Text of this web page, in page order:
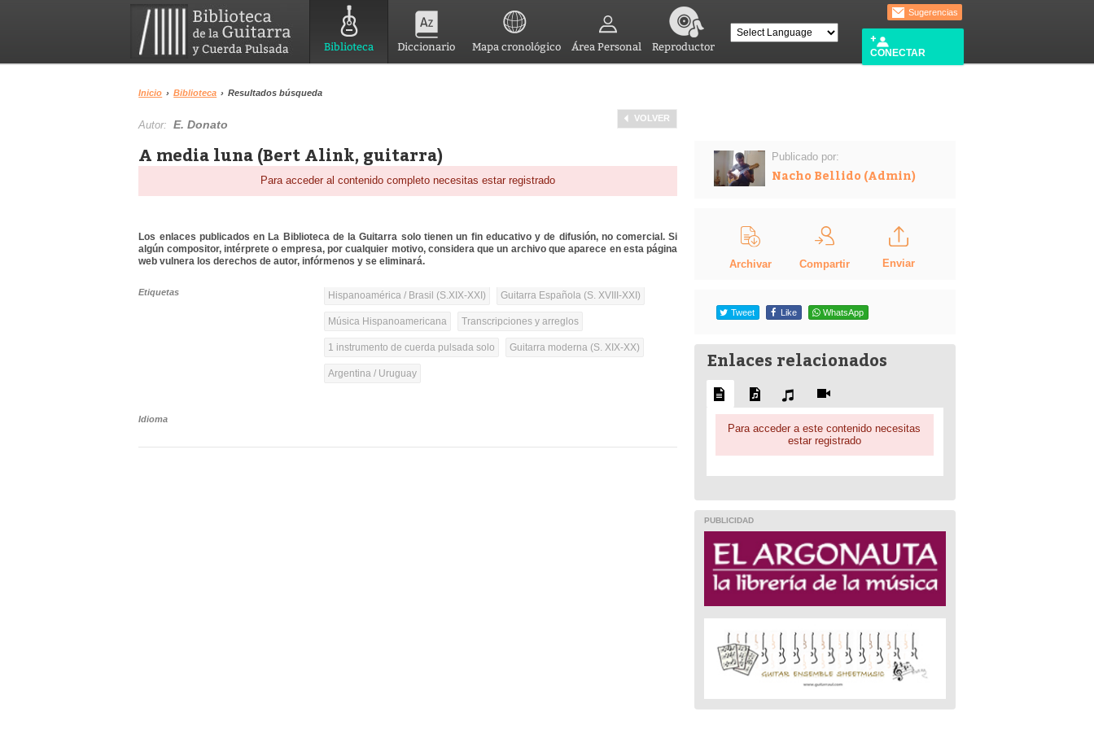
Biblioteca Diccionario Mapa cronológico Área Personal Reproductor
Sugerencias
CONECTAR
Inicio › Biblioteca › Resultados búsqueda
VOLVER
Autor:E. Donato
A media luna (Bert Alink, guitarra)
Para acceder al contenido completo necesitas estar registrado
Los enlaces publicados en La Biblioteca de la Guitarra solo tienen un fin educativo y de difusión, no comercial. Si
algún compositor, intérprete o empresa, por cualquier motivo, considera que un archivo que aparece en esta página
web vulnera los derechos de autor, infórmenos y se eliminará.
Etiquetas Hispanoamérica / Brasil (S.XIX-XXI) Guitarra Española (S. XVIII-XXI)
Música Hispanoamericana Transcripciones y arreglos
1 instrumento de cuerda pulsada solo Guitarra moderna (S. XIX-XX)
Argentina / Uruguay
Idioma
Publicado por:
Nacho Bellido (Admin)
Archivar Compartir Enviar
Tweet Like WhatsApp
Enlaces relacionados
Para acceder a este contenido necesitas
estar registrado
PUBLICIDAD